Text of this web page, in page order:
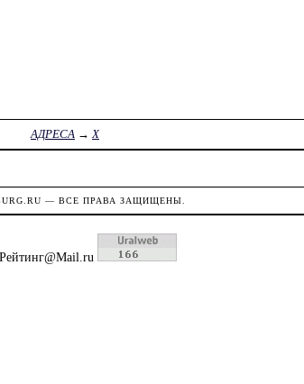
АДРЕСА→Х
— ВСЕ ПРАВА ЗАЩИЩЕНЫ.